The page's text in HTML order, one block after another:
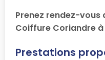
Prenez rendez-vous
Coiffure Coriandre à
Prestations